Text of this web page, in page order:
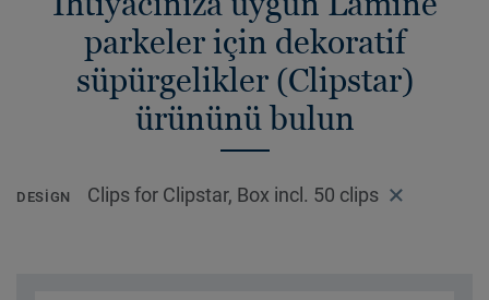
parkeler için dekoratif
süpürgelikler (Clipstar)
ürününü bulun
DESIGN Clips for Clipstar, Box incl. 50 clips